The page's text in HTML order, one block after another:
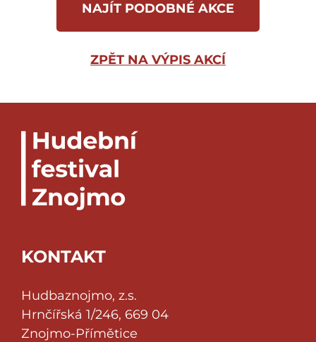
Mendela v osobě školníka Jandla.
NAJÍT PODOBNÉ AKCE
ZPĚT NA VÝPIS AKCÍ
KONTAKT
Hudbaznojmo, z.s.
Hrnčířská 1/246, 669 04
Znojmo-Přímětice